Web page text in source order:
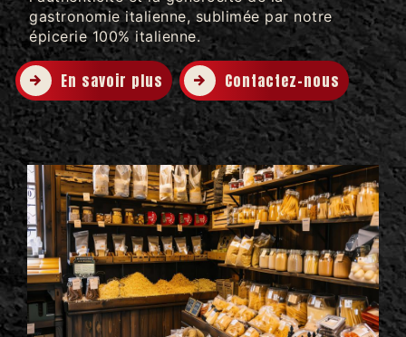
gastronomie italienne, sublimée par notre
épicerie 100% italienne.
En savoir plus Contactez-nous